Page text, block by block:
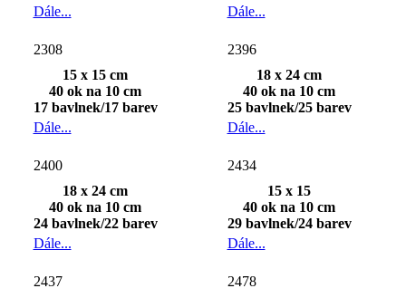
Dále... Dále...
2308
15 x 15 cm
40 ok na 10 cm
17 bavlnek/17 barev
Dále...
2396
18 x 24 cm
40 ok na 10 cm
25 bavlnek/25 barev
Dále...
2400
18 x 24 cm
40 ok na 10 cm
24 bavlnek/22 barev
Dále...
2434
15 x 15
40 ok na 10 cm
29 bavlnek/24 barev
Dále...
2437
2478